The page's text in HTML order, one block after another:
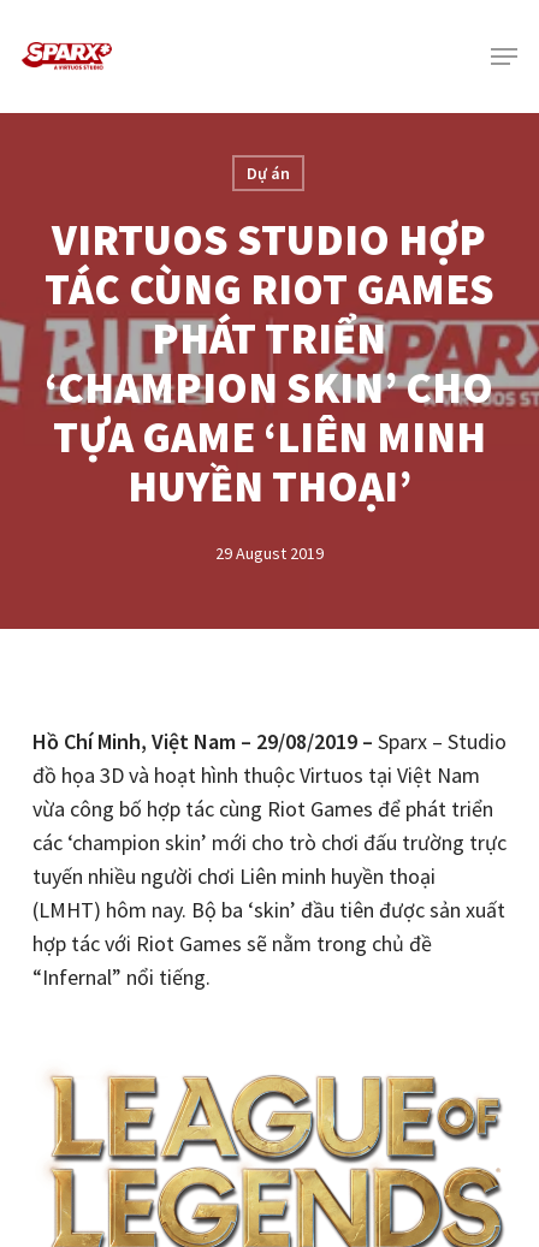
content
Menu
Dự án
VIRTUOS STUDIO HỢP
TÁC CÙNG RIOT GAMES
PHÁT TRIỂN
‘CHAMPION SKIN’ CHO
TỰA GAME ‘LIÊN MINH
HUYỀN THOẠI’
29 August 2019
Hồ Chí Minh, Việt Nam – 29/08/2019 – Sparx – Studio
đồ họa 3D và hoạt hình thuộc Virtuos tại Việt Nam
vừa công bố hợp tác cùng Riot Games để phát triển
các ‘champion skin’ mới cho trò chơi đấu trường trực
tuyến nhiều người chơi Liên minh huyền thoại
(LMHT) hôm nay. Bộ ba ‘skin’ đầu tiên được sản xuất
hợp tác với Riot Games sẽ nằm trong chủ đề
“Infernal” nổi tiếng.